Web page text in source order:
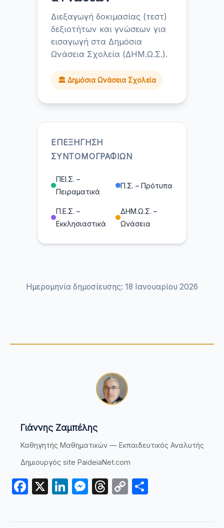
Διεξαγωγή δοκιμασίας (τεστ)
δεξιοτήτων και γνώσεων για
εισαγωγή στα Δημόσια
Ωνάσεια Σχολεία (ΔΗΜ.Ω.Σ.).
🏛️ Δημόσια Ωνάσεια Σχολεία
ΕΠΕΞΉΓΗΣΗ
ΣΥΝΤΟΜΟΓΡΑΦΙΏΝ
ΠΕΙ.Σ. –
Πειραματικά
Π.Σ. – Πρότυπα
Π.Ε.Σ. –
Εκκλησιαστικά
ΔΗΜ.Ω.Σ. –
Ωνάσεια
Ημερομηνία δημοσίευσης: 18 Ιανουαρίου 2026
Γιάννης Ζαμπέλης
Καθηγητής Μαθηματικών — Εκπαιδευτικός Αναλυτής
Δημιουργός site PaideiaNet.com
Facebook
X LinkedIn
Messenger
Threads
Copy